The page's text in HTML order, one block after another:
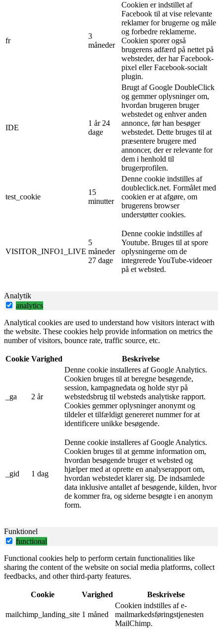
fr
3
måneder
Cookien er indstillet af
Facebook til at vise relevante
reklamer for brugerne og måle
og forbedre reklamerne.
Cookien sporer også
brugerens adfærd på nettet på
websteder, der har Facebook-
pixel eller Facebook-socialt
plugin.
IDE
1 år 24
dage
Brugt af Google DoubleClick
og gemmer oplysninger om,
hvordan brugeren bruger
webstedet og enhver anden
annonce, før han besøger
webstedet. Dette bruges til at
præsentere brugere med
annoncer, der er relevante for
dem i henhold til
brugerprofilen.
test_cookie
15
minutter
Denne cookie indstilles af
doubleclick.net. Formålet med
cookien er at afgøre, om
brugerens browser
understøtter cookies.
VISITOR_INFO1_LIVE
5
måneder
27 dage
Denne cookie indstilles af
Youtube. Bruges til at spore
oplysningerne om de
integrerede YouTube-videoer
på et websted.
Analytik
analytics
Analytical cookies are used to understand how visitors interact with
the website. These cookies help provide information on metrics the
number of visitors, bounce rate, traffic source, etc.
Cookie Varighed Beskrivelse
_ga 2 år
Denne cookie installeres af Google Analytics.
Cookien bruges til at beregne besøgende,
session, kampagnedata og holde styr på
webstedsbrug til websteds analytiske rapport.
Cookies gemmer oplysninger anonymt og
tildeler et tilfældigt genereret nummer for at
identificere unikke besøgende.
_gid 1 dag
Denne cookie installeres af Google Analytics.
Cookien bruges til at gemme information om,
hvordan besøgende bruger et websted og
hjælper med at oprette en analyserapport om,
hvordan webstedet klarer sig. De indsamlede
data inklusive antallet af besøgende, kilden, hvor
de kommer fra, og siderne besøgte i en anonym
form.
Funktionel
functional
Functional cookies help to perform certain functionalities like
sharing the content of the website on social media platforms, collect
feedbacks, and other third-party features.
Cookie Varighed Beskrivelse
mailchimp_landing_site 1 måned
Cookien indstilles af e-
mailmarkedsføringstjenesten
MailChimp.